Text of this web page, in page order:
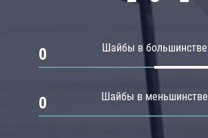
Шайбы в большинстве
0
Шайбы в меньшинстве
0